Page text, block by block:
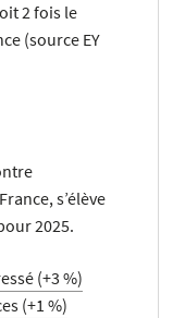
2 fois le
(source EY
s’élève
2025.
(+3 %)
(+1 %)